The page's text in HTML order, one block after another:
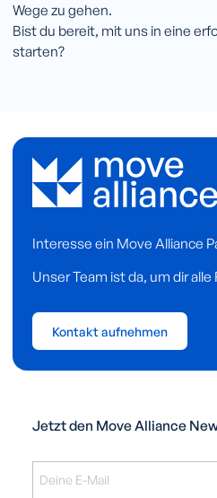
Wege zu gehen.
Bist du bereit, mit uns in eine
starten?
Interesse ein Move Alliance
Unser Team ist da, um dir
Kontakt aufnehmen
Jetzt den Move Alliance